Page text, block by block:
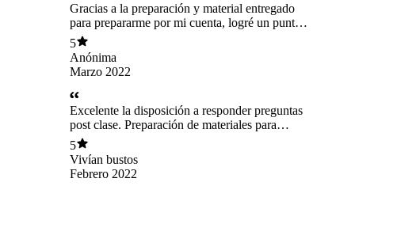
Gracias a la preparación y material entregado
para prepararme por mi cuenta, logré un puntaje
obtener una banda de 7, más alto que lo
solicitado para mis aplicaciones
5
Anónima
Marzo 2022
Excelente la disposición a responder preguntas
post clase. Preparación de materiales para
explicar y ejercitar por mi cuenta y entrega más
enlaces para poder seguir practicando
5
Vivían bustos
Febrero 2022